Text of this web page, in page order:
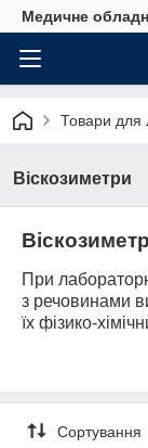
Медичне
Товари для
Віскозиметри
При
з речовинами
їх фізико-
спеціального
ПодібніСортування